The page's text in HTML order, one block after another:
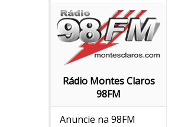
Rádio Montes Claros
98FM
Anuncie na 98FM